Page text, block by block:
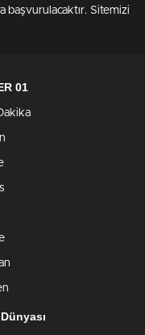
başvurulacaktır. Sitemizi
01